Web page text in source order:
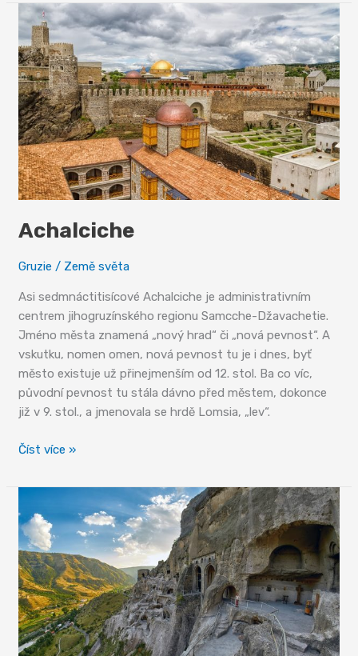
Achalciche
Gruzie / Země světa
Asi sedmnáctitisícové Achalciche je administrativním
centrem jihogruzínského regionu Samcche-Džavachetie.
Jméno města znamená „nový hrad“ či „nová pevnost“. A
vskutku, nomen omen, nová pevnost tu je i dnes, byť
město existuje už přinejmenším od 12. stol. Ba co víc,
původní pevnost tu stála dávno před městem, dokonce
již v 9. stol., a jmenovala se hrdě Lomsia, „lev“.
Achalciche
Číst více »